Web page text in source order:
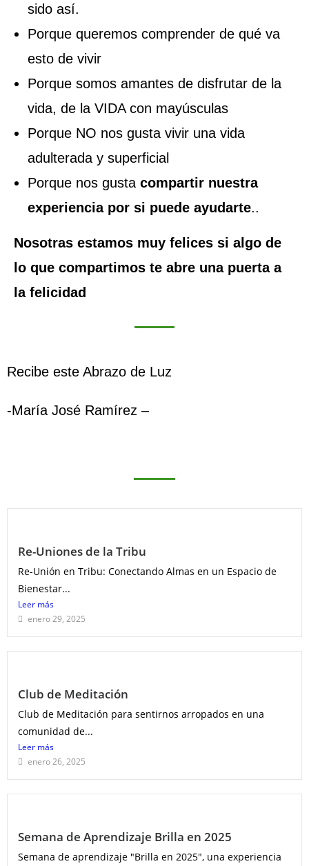
sido así.
Porque queremos comprender de qué va
esto de vivir
Porque somos amantes de disfrutar de la
vida, de la VIDA con mayúsculas
Porque NO nos gusta vivir una vida
adulterada y superficial
Porque nos gusta compartir nuestra
experiencia por si puede ayudarte..
Nosotras estamos muy felices si algo de
lo que compartimos te abre una puerta a
la felicidad
Recibe este Abrazo de Luz
-María José Ramírez –
Re-Uniones de la Tribu
Re-Unión en Tribu: Conectando Almas en un Espacio de
Bienestar...
Leer más
enero 29, 2025
Club de Meditación
Club de Meditación para sentirnos arropados en una
comunidad de...
Leer más
enero 26, 2025
Semana de Aprendizaje Brilla en 2025
Semana de aprendizaje "Brilla en 2025", una experiencia